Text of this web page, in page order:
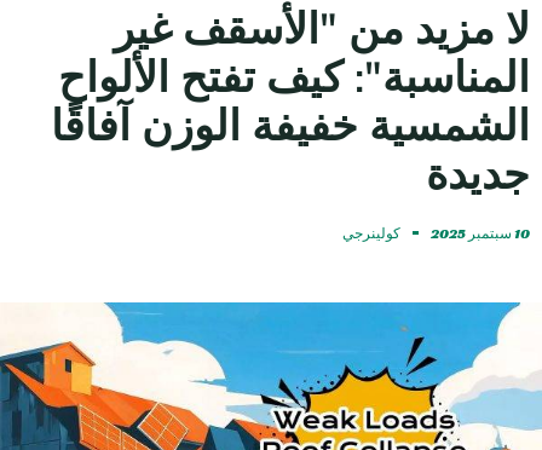
لا مزيد من "الأسقف غير
المناسبة": كيف تفتح الألواح
الشمسية خفيفة الوزن آفاقًا
جديدة
10 سبتمبر 2025 كولينرجي